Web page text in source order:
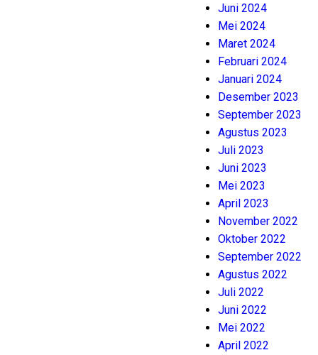
Juni 2024
Mei 2024
Maret 2024
Februari 2024
Januari 2024
Desember 2023
September 2023
Agustus 2023
Juli 2023
Juni 2023
Mei 2023
April 2023
November 2022
Oktober 2022
September 2022
Agustus 2022
Juli 2022
Juni 2022
Mei 2022
April 2022